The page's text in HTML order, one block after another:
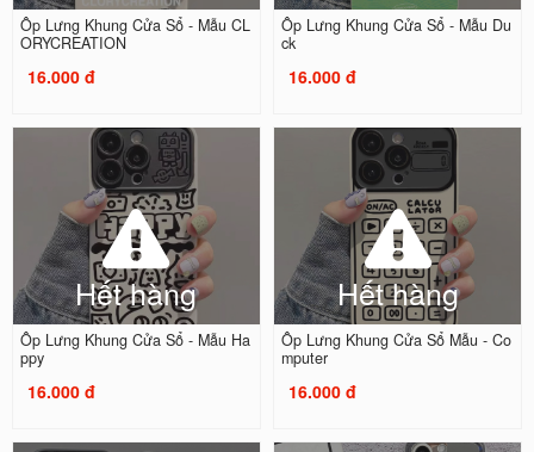
Ốp Lưng Khung Cửa Sổ - Mẫu CL
ORYCREATION
16.000 đ
Ốp Lưng Khung Cửa Sổ - Mẫu Du
ck
16.000 đ
Hết hàng
Ốp Lưng Khung Cửa Sổ - Mẫu Ha
ppy
16.000 đ
Hết hàng
Ốp Lưng Khung Cửa Sổ Mẫu - Co
mputer
16.000 đ